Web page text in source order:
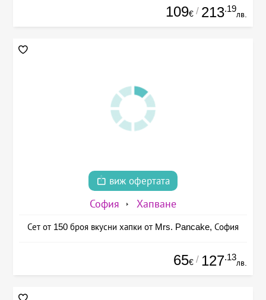
109€ / 213.19
лв.
виж офертата
София Хапване
Сет от 150 броя вкусни хапки от Mrs. Pancake, София
65€ / 127.13
лв.